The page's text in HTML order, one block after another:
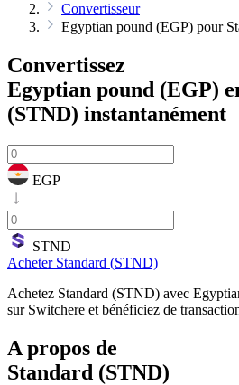
Convertisseur
Egyptian pound (EGP) pour
Convertissez
Egyptian pound (EGP)
(STND) instantanément
EGP
STND
Acheter Standard (STND)
Achetez Standard (STND) avec
sur Switchere et bénéficiez de
A propos de
Standard (STND)